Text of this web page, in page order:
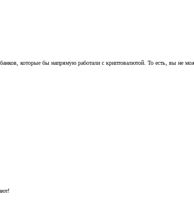
которые бы напрямую работали с криптовалютой. То есть, вы не